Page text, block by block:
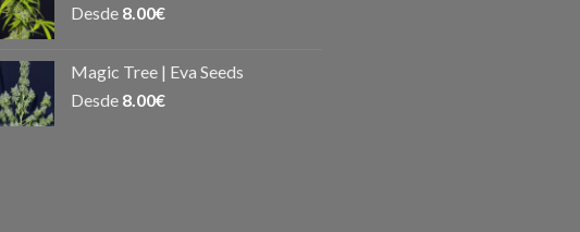
Desde 8.00€
Magic Tree | Eva Seeds
Desde 8.00€